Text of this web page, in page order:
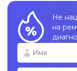
Не
на